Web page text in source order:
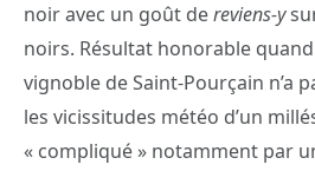
noir avec un goût dereviens-y
noirs. Résultat honorable
vignoble de Saint-Pourçain n’a
les vicissitudes météo d’un
« compliqué » notamment par